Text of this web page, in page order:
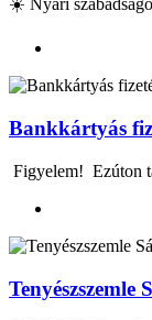
☀️ Nyári
Bankkártyás
Figyelem! Ezúton
Tenyészszemle